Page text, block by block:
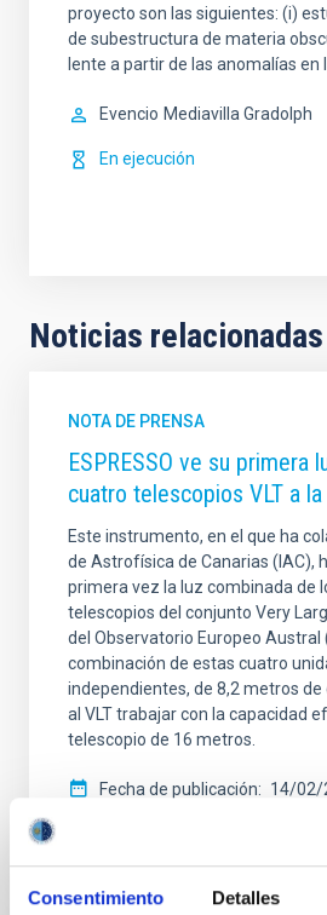
Consentimiento Detalles
proyecto son las siguientes: (i)
de subestructura de materia
lente a partir de las anomalías en
Evencio Mediavilla Gradolph
En ejecución
Noticias relacionadas
NOTA DE PRENSA
ESPRESSO ve su primera
cuatro telescopios VLT a
Este instrumento, en el que ha
de Astrofísica de Canarias (IAC),
primera vez la luz combinada de
telescopios del conjunto Very
del Observatorio Europeo Austral
combinación de estas cuatro
independientes, de 8,2 metros
al VLT trabajar con la capacidad
telescopio de 16 metros.
Fecha de publicación 14/02/